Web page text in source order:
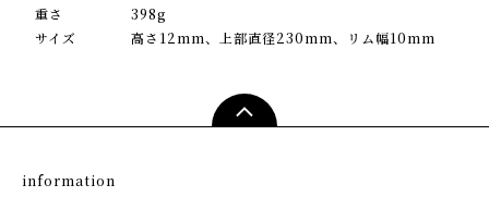
重さ
398g
サイズ
高さ12mm、上部直径230mm、リム幅10mm
information